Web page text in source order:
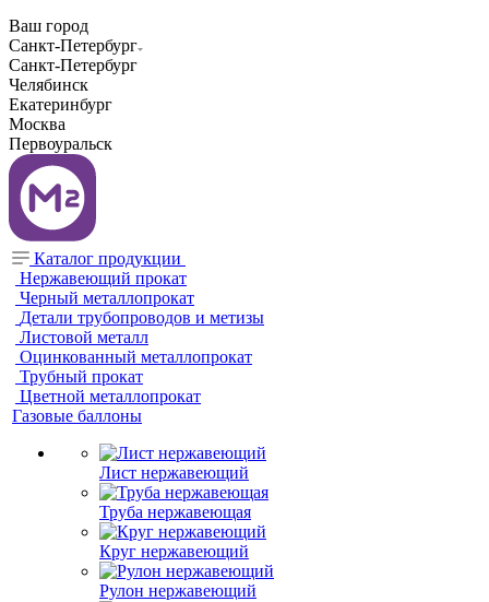
Ваш город
Санкт-Петербург
Санкт-Петербург
Челябинск
Екатеринбург
Москва
Первоуральск
Каталог продукции
Нержавеющий прокат
Черный металлопрокат
Детали трубопроводов и метизы
Листовой металл
Оцинкованный металлопрокат
Трубный прокат
Цветной металлопрокат
Газовые баллоны
Лист нержавеющий
Труба нержавеющая
Круг нержавеющий
Рулон нержавеющий